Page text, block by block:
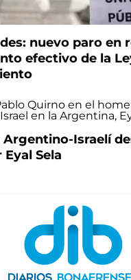
nuevo paro en
efectivo de la
Argentino-Israelí
Sela